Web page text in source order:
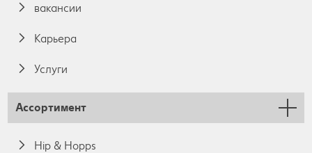
вакансии
Карьера
Услуги
Ассортимент
Hip & Hopps